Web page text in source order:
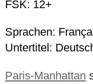
FSK: 12+
Sprachen:
Untertitel:
Paris-Manhattan